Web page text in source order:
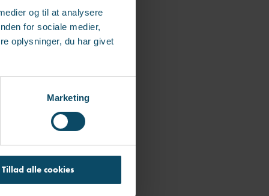
og til at analysere
for sociale medier,
oplysninger, du har givet
Marketing
Tillad alle cookies
”god
kan